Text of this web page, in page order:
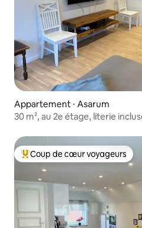
Appartement ⋅ Asarum
30 m², au 2e étage, literie
Coups de cœur voyageurs les
Coup de cœur voyageurs